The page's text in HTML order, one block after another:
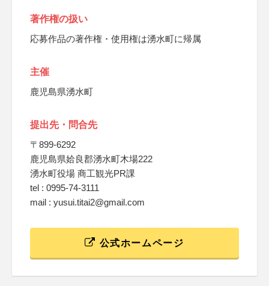
著作権の扱い
応募作品の著作権・使用権は湧水町に帰属
主催
鹿児島県湧水町
提出先・問合先
〒899-6292
鹿児島県姶良郡湧水町木場222
湧水町役場 商工観光PR課
tel : 0995-74-3111
mail : yusui.titai2@gmail.com
公式ホームページ